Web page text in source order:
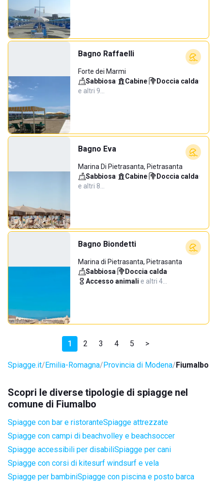
Bagno Raffaelli
Forte dei Marmi
Sabbiosa· Cabine· Doccia calda·
e altri 9…
Bagno Eva
Marina Di Pietrasanta, Pietrasanta
Sabbiosa· Cabine· Doccia calda·
e altri 8…
Bagno Biondetti
Marina di Pietrasanta, Pietrasanta
Sabbiosa· Doccia calda·
Accesso animali·e altri 4…
1 2 3 4 5 >
Spiagge.it Emilia-Romagna Provincia di Modena Fiumalbo
Scopri le diverse tipologie di spiagge nel
comune di Fiumalbo
Spiagge con bar e ristoranteSpiagge attrezzate
Spiagge con campi di beachvolley e beachsoccer
Spiagge accessibili per disabiliSpiagge per cani
Spiagge con corsi di kitesurf windsurf e vela
Spiagge per bambiniSpiagge con piscina e posto barca